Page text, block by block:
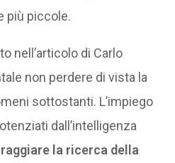
più piccole.
nell’articolo di Carlo
non perdere di vista la
sottostanti. L’impiego
dall’intelligenza
la ricerca della